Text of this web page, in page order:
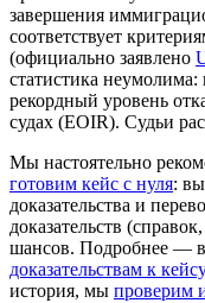
завершения
соответствует
(официально заявлено
статистика неумолима:
рекордный уровень
судах (EOIR). Судьи
Мы настоятельно
готовим кейс с нуля:
доказательства и
доказательств
шансов. Подробнее —
доказательствам к
история, мы проверим